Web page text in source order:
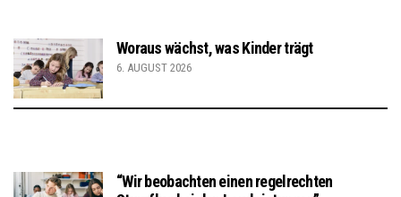
Woraus wächst, was Kinder trägt
6. AUGUST 2026
“Wir beobachten einen regelrechten